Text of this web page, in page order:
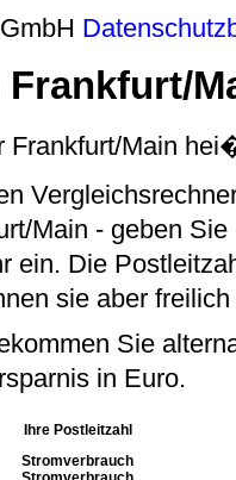
Main
Main - geben
ein. Die
sie aber
Sie
in Euro.
Ihre Postleitzahl
Stromverbrauch